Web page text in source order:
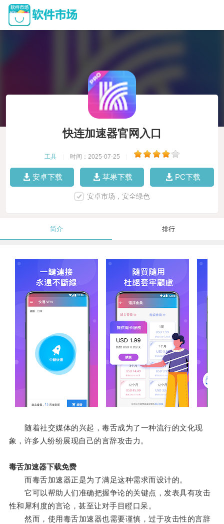
快连加速器官网入口
工具 时间：2025-07-25
安卓下载 苹果下载 PC下载
安卓市场，安全绿色
简介 排行
随着社交媒体的兴起，毒舌成为了一种流行的文化现
象，许多人纷纷展现自己的言辞攻击力。
毒舌加速器下载免费
而毒舌加速器正是为了满足这种需求而设计的。
它可以帮助人们准确把握争论的关键点，发表具有攻击
性和犀利度的言论，甚至让对手目瞪口呆。
然而，使用毒舌加速器也需要谨慎，过于攻击性的言辞